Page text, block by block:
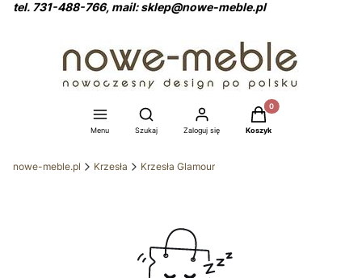
tel. 731-488-766, mail: sklep@nowe-meble.pl
Menu
Otwórz wyszukiwarkę
Szukaj Zaloguj się
Produkty w koszyku:
Koszyk
nowe-meble.pl Krzesła Krzesła Glamour